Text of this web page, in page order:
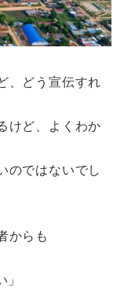
、どう宣伝すれ
けど、よくわか
のではないでし
からも
」